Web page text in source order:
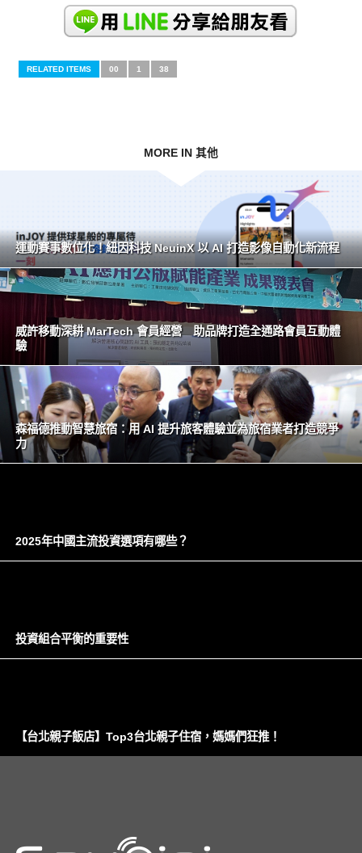
RELATED ITEMS 00 1 38
MORE IN 其他
運動賽事數位化！紐因科技 NeuinX 以 AI 打造影像自動化新流程
威許移動深耕 MarTech 會員經營 助品牌打造全通路會員互動體
驗
森福德推動智慧旅宿：用 AI 提升旅客體驗並為旅宿業者打造競爭
力
2025年中國主流投資選項有哪些？
投資組合平衡的重要性
【台北親子飯店】Top3台北親子住宿，媽媽們狂推！